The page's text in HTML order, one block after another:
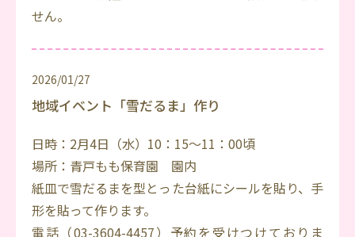
せん。
2026/01/27
地域イベント「雪だるま」作り
日時：2月4日（水）10：15～11：00頃
場所：青戸もも保育園 園内
紙皿で雪だるまを型とった台紙にシールを貼り、手
形を貼って作ります。
電話（03-3604-4457）予約を受けつけておりま